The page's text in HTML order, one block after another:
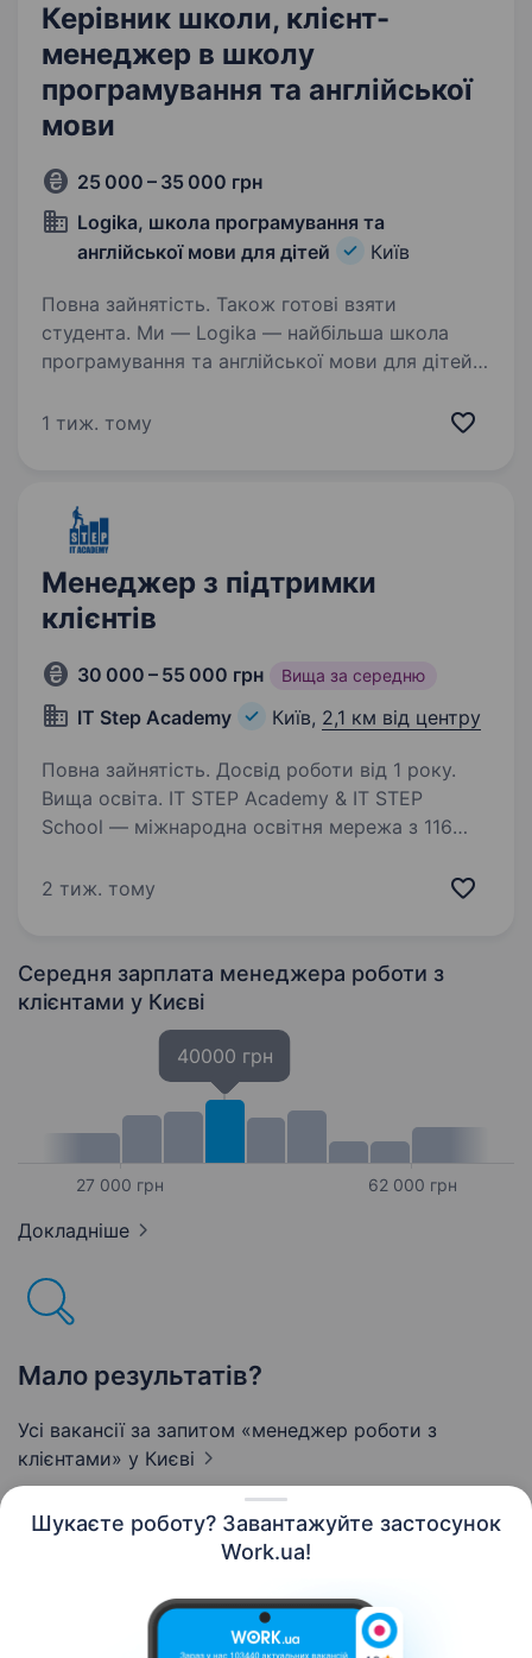
Шукаєте роботу? Завантажуйте застосунок
Work.ua!
Керівник школи, клієнт-
менеджер в школу
програмування та англійської
мови
25 000 – 35 000 грн
Logika, школа програмування та
англійської мови для дiтей
Київ
Повна зайнятість. Також готові взяти
студента. Ми — Logika — найбільша школа
програмування та англійської мови для дітей
може бути драйвовою, технологічною
1 тиж. тому
Менеджер з підтримки
клієнтів
30 000 – 55 000 грн Вища за середню
IT Step Academy Київ, 2,1 км від центру
Повна зайнятість. Досвід роботи від 1 року.
Вища освіта. IT STEP Academy & IT STEP
School — міжнародна освітня мережа з 116
дітей, підлітків і дорослих сучасним IT-
2 тиж. тому
Середня зарплата менеджера роботи з
клієнтами у Києві
27 000 грн
40000 грн
62 000 грн
Докладніше
Мало результатів?
Усі вакансії за запитом «менеджер роботи з
клієнтами» у Києві